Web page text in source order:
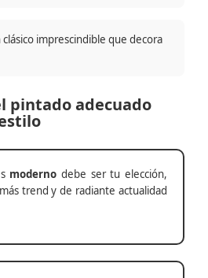
clásico imprescindible que decora
pintado adecuado
moderno debe ser tu elección,
trend y de radiante actualidad